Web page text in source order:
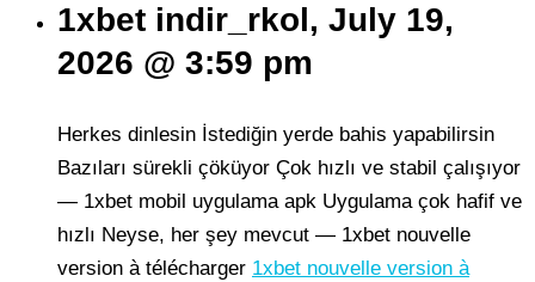
1xbet indir_rkol, July 19,
2026 @ 3:59 pm
Herkes dinlesin İstediğin yerde bahis yapabilirsin
Bazıları sürekli çöküyor Çok hızlı ve stabil çalışıyor
— 1xbet mobil uygulama apk Uygulama çok hafif ve
hızlı Neyse, her şey mevcut — 1xbet nouvelle
version à télécharger 1xbet nouvelle version à